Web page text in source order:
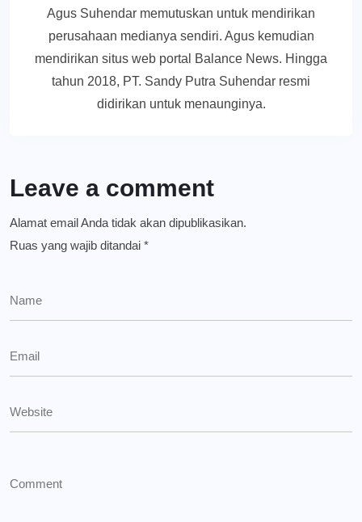
Agus Suhendar memutuskan untuk mendirikan
perusahaan medianya sendiri. Agus kemudian
mendirikan situs web portal Balance News. Hingga
tahun 2018, PT. Sandy Putra Suhendar resmi
didirikan untuk menaunginya.
Leave a comment
Alamat email Anda tidak akan dipublikasikan.
Ruas yang wajib ditandai *